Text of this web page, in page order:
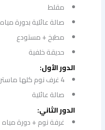
مقلط
صالة عائلية بدورة مياه
مطبخ + مستودع
حديقة خلفية
الدور الأول:
4 غرف نوم كلها ماستر
صالة عائلية
الدور الثاني:
غرفة نوم + دورة مياه